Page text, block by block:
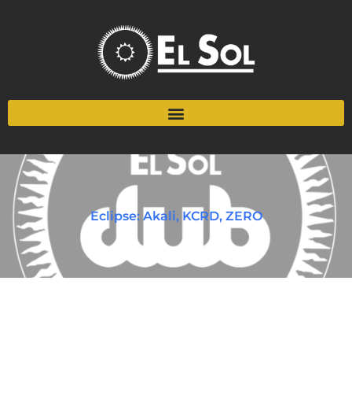
Eclipse: Akali, KCRD, ZERO